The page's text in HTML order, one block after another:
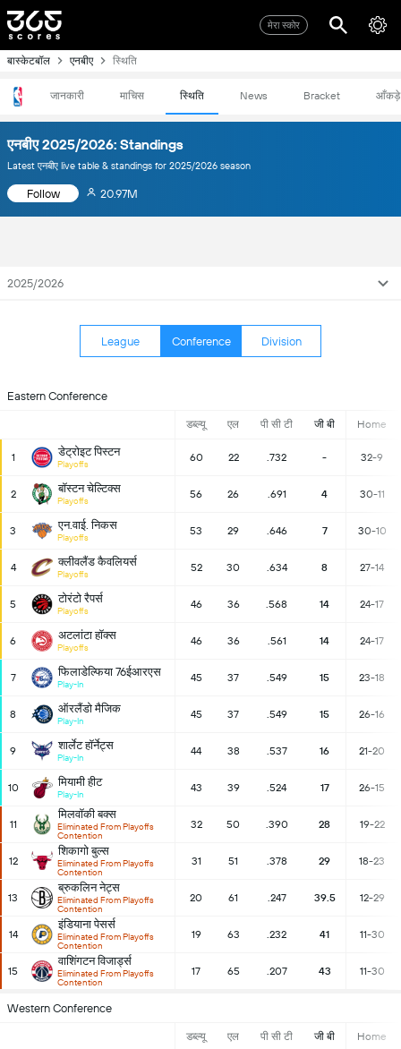
मेरा स्कोर
बास्केटबॉल एनबीए स्थिति
जानकारी माचिस स्थिति News Bracket आँकड़े
एनबीए 2025/2026: Standings
Latest एनबीए live table & standings for 2025/2026 season
Follow 20.97M
2025/2026
League Conference Division
Eastern Conference
डब्ल्यू एल पी सी टी जी बी Home
1 डेट्रोइट पिस्टन
Playoffs
60 22 .732 - 32-9
2 बॉस्टन चेल्टिक्स
Playoffs
56 26 .691 4 30-11
3 एन.वाई. निकस
Playoffs
53 29 .646 7 30-10
4 क्लीवलैंड कैवलियर्स
Playoffs
52 30 .634 8 27-14
5 टोरंटो रैपर्स
Playoffs
46 36 .568 14 24-17
6 अटलांटा हॉक्स
Playoffs
46 36 .561 14 24-17
7 फिलाडेल्फिया 76ईआरएस
Play-In
45 37 .549 15 23-18
8 ऑरलैंडो मैजिक
Play-In
45 37 .549 15 26-16
9 शार्लेट हॉर्नेट्स
Play-In
44 38 .537 16 21-20
10 मियामी हीट
Play-In
43 39 .524 17 26-15
11
मिलवॉकी बक्स
Eliminated From Playoffs
Contention
32 50 .390 28 19-22
12
शिकागो बुल्स
Eliminated From Playoffs
Contention
31 51 .378 29 18-23
13
ब्रुकलिन नेट्स
Eliminated From Playoffs
Contention
20 61 .247 39.5 12-29
14
इंडियाना पेसर्स
Eliminated From Playoffs
Contention
19 63 .232 41 11-30
15
वाशिंगटन विजार्ड्स
Eliminated From Playoffs
Contention
17 65 .207 43 11-30
Western Conference
डब्ल्यू एल पी सी टी जी बी Home